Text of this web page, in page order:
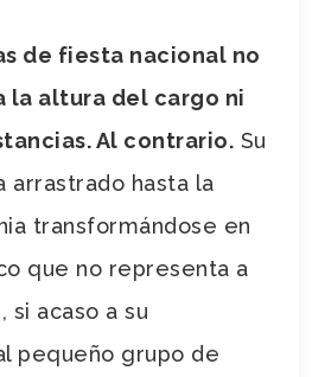
de fiesta nacional no
la altura del cargo ni
Al contrario. Su
arrastrado hasta la
transformándose en
que no representa a
si acaso a su
pequeño grupo de